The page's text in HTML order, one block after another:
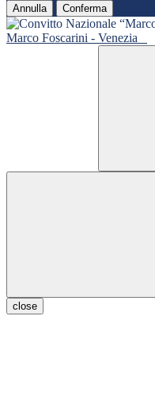
Annulla Conferma
Marco Foscarini - Venezia
close